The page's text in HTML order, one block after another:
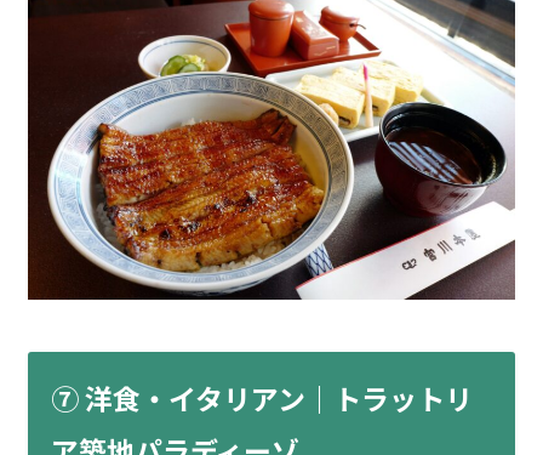
⑦ 洋食・イタリアン｜トラットリ